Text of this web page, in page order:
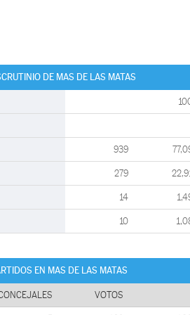
DE MAS DE LAS MATAS
939
279
14
10
EN MAS DE LAS MATAS
VOTOS